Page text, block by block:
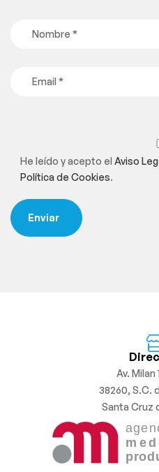
He leído y acepto el Aviso
Política de Cookies.
Av. Milan
38260, S.C.
Santa Cruz